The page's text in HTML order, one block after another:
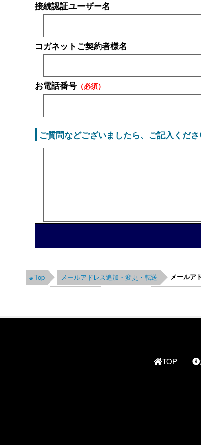
接続認証ユーザー名
コガネットご契約者様名
お電話番号（必須）
ご質問などございましたら、ご記入くださ
Top メールアドレス追加・変更・転送 メールア
TOP